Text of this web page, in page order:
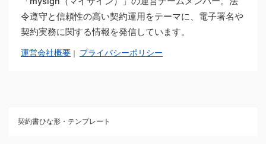
令遵守と信頼性の高い契約運用をテーマに、電子署名や
契約実務に関する情報を発信しています。
運営会社概要 ｜ プライバシーポリシー
契約書ひな形・テンプレート